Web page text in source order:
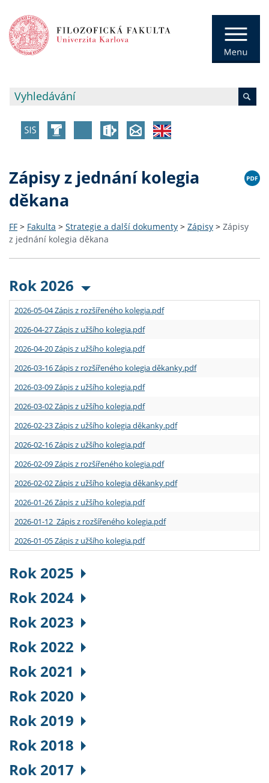
Zápisy z jednání kolegia
děkana
FF > Fakulta > Strategie a další dokumenty > Zápisy > Zápisy
z jednání kolegia děkana
Rok 2026
2026-05-04 Zápis z rozšířeného kolegia.pdf
2026-04-27 Zápis z užšího kolegia.pdf
2026-04-20 Zápis z užšího kolegia.pdf
2026-03-16 Zápis z rozšířeného kolegia děkanky.pdf
2026-03-09 Zápis z užšího kolegia.pdf
2026-03-02 Zápis z užšího kolegia.pdf
2026-02-23 Zápis z užšího kolegia děkanky.pdf
2026-02-16 Zápis z užšího kolegia.pdf
2026-02-09 Zápis z rozšířeného kolegia.pdf
2026-02-02 Zápis z užšího kolegia děkanky.pdf
2026-01-26 Zápis z užšího kolegia.pdf
2026-01-12 Zápis z rozšířeného kolegia.pdf
2026-01-05 Zápis z užšího kolegia.pdf
Rok 2025
Rok 2024
Rok 2023
Rok 2022
Rok 2021
Rok 2020
Rok 2019
Rok 2018
Rok 2017